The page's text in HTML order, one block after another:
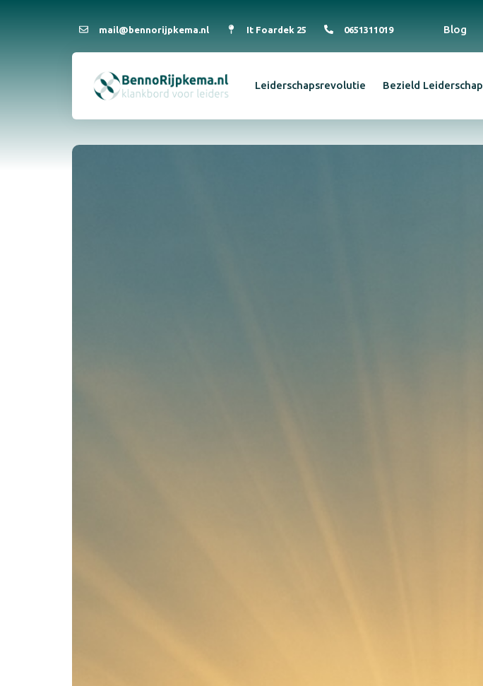
mail@bennorijpkema.nl It Foardek 25 0651311019 Blog
Leiderschapsrevolutie Bezield Leiderschap
Type and hit enter